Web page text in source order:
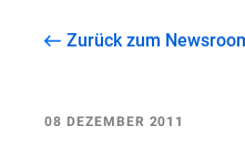
Zurück zum
08 DEZEMBER 2011